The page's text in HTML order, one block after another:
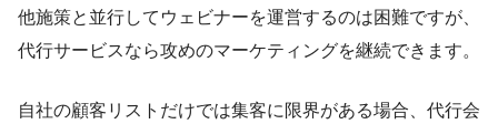
他施策と並行してウェビナーを運営するのは困難ですが、
代行サービスなら攻めのマーケティングを継続できます。
自社の顧客リストだけでは集客に限界がある場合、代行会